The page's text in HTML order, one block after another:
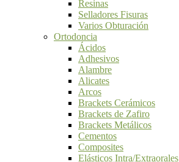
Resinas
Selladores Fisuras
Varios Obturación
Ortodoncia
Ácidos
Adhesivos
Alambre
Alicates
Arcos
Brackets Cerámicos
Brackets de Zafiro
Brackets Metálicos
Cementos
Composites
Elásticos Intra/Extraorales